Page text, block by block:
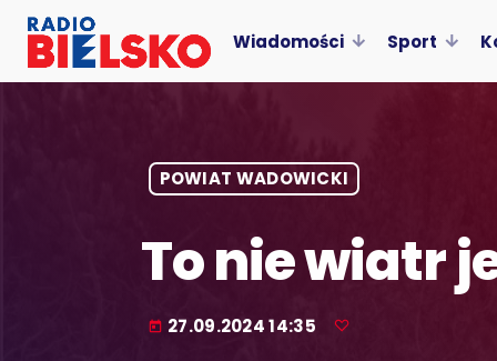
Wiadomości Sport
POWIAT WADOWICKI
To nie wiatr
today 27.09.2024 14:35